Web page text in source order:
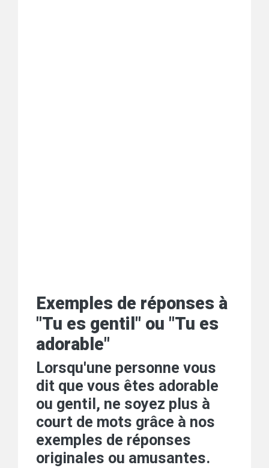
Exemples de réponses à
"Tu es gentil" ou "Tu es
adorable"
Lorsqu'une personne vous
dit que vous êtes adorable
ou gentil, ne soyez plus à
court de mots grâce à nos
exemples de réponses
originales ou amusantes.